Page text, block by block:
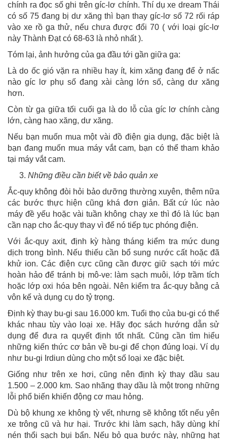
chính ra đọc số ghi trên gíc-lơ chính. Thí dụ xe dream Thái
có số 75 đang bị dư xăng thì bạn thay gíc-lơ số 72 rối ráp
vào xe rồ ga thử, nếu chưa được đổi 70 ( với loại gíc-lơ
này Thành Đạt có 68-63 là nhỏ nhất ).
Tóm lại, ảnh hưởng của ga đầu tới gần giữa ga:
Là do ốc gió vặn ra nhiều hay ít, kim xăng đang để ở nấc
nào gíc lơ phụ số đang xài càng lớn số, càng dư xăng
hơn.
Còn từ ga giữa tối cuối ga là do lỗ của gíc lơ chính càng
lớn, càng hao xăng, dư xăng.
Nếu bạn muốn mua một vài đồ điện gia dụng, đặc biệt là
bạn đang muốn mua máy vắt cam, bạn có thể tham khảo
tại máy vắt cam.
Những điều cần biết về bảo quản xe
Ắc-quy không đòi hỏi bảo dưỡng thường xuyên, thêm nữa
các bước thực hiện cũng khá đơn giản. Bất cứ lúc nào
máy đề yếu hoặc vài tuần không chạy xe thì đó là lúc bạn
cần nạp cho ắc-quy thay vì để nó tiếp tục phóng điện.
Với ắc-quy axit, định kỳ hàng tháng kiểm tra mức dung
dịch trong bình. Nếu thiếu cần bổ sung nước cất hoặc đã
khử ion. Các điện cực cũng cần được giữ sạch tới mức
hoàn hảo để tránh bị mô-ve: làm sạch muôi, lớp trầm tích
hoặc lớp oxi hóa bên ngoài. Nên kiểm tra ắc-quy bằng cả
vôn kế và dụng cụ do tỷ trọng.
Định kỳ thay bu-gi sau 16.000 km. Tuổi thọ của bu-gi có thể
khác nhau tùy vào loại xe. Hãy đọc sách hướng dẫn sử
dụng để đưa ra quyết định tốt nhất. Cũng cần tìm hiểu
những kiến thức cơ bản về bu-gi để chọn đúng loại. Ví dụ
như bu-gi Irdiun dùng cho một số loại xe đặc biệt.
Giống như trên xe hơi, cũng nên định kỳ thay dầu sau
1.500 – 2.000 km. Sao nhãng thay dầu là một trong những
lỗi phổ biến khiến động cơ mau hỏng.
Dù bộ khung xe không tỳ vết, nhưng sẽ không tốt nếu yên
xe trông cũ và hư hại. Trước khi làm sạch, hãy dùng khí
nén thổi sạch bụi bẩn. Nếu bỏ qua bước này, những hạt